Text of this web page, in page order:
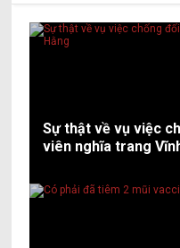
Sự thật về vụ việc
viên nghĩa trang